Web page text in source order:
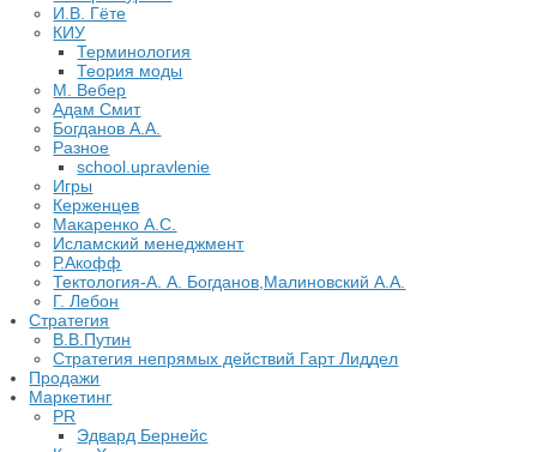
И.В. Гёте
КИУ
Терминология
Теория моды
М. Вебер
Адам Смит
Богданов А.А.
Разное
school.upravlenie
Игры
Керженцев
Макаренко А.С.
Исламский менеджмент
Р.Акофф
Тектология-А. А. Богданов,Малиновский А.А.
​Г. Лебон
Стратегия
В.В.Путин
​Стратегия непрямых действий Гарт Лиддел
Продажи
Маркетинг
PR
Эдвард Бернейс